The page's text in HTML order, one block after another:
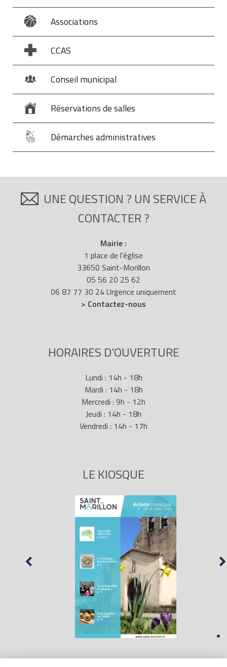
Associations
CCAS
Conseil municipal
Réservations de salles
Démarches administratives
UNE QUESTION ? UN SERVICE À
CONTACTER ?
Mairie :
1 place de l'église
33650 Saint-Morillon
05 56 20 25 62
06 87 77 30 24 Urgence uniquement
> Contactez-nous
HORAIRES D'OUVERTURE
Lundi : 14h - 18h
Mardi : 14h - 18h
Mercredi : 9h - 12h
Jeudi : 14h - 18h
Vendredi : 14h - 17h
LE KIOSQUE